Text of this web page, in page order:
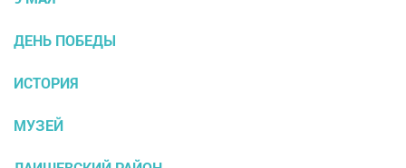
ДЕНЬ ПОБЕДЫ
ИСТОРИЯ
МУЗЕЙ